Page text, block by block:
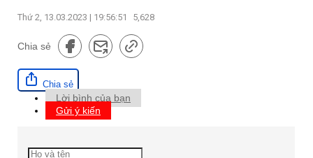
Thứ 2, 13.03.2023 | 19:56:51 5,628
Chia sẻ
Chia sẻ
Lời bình của bạn
Gửi ý kiến